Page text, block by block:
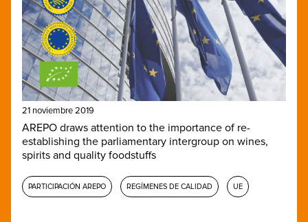
21 noviembre 2019
AREPO draws attention to the importance of re-
establishing the parliamentary intergroup on wines,
spirits and quality foodstuffs
PARTICIPACIÓN AREPO REGÍMENES DE CALIDAD UE